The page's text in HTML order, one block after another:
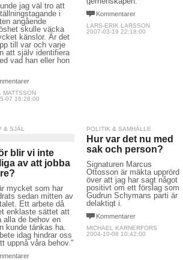
jag väl tro att
i
angående
skulle väcka
känslor. Är det
till var och varje
att själv identifiera
vad han eller hon
MATTSSON
07 16:28:00
Kommentarer
LARS-ERIK LARSSON
2007-03-19 22:18:00
& SJÄL
blir vi inte
av att jobba
mycket som har
sedan mitten av
Ett arbete då
enklaste sättet att
alla de behov en
kunde tänkas ha.
idag hindrar oss
uppnå våra behov."
POLITIK & SAMHÄLLE
Hur var det nu med
sak och person?
Signaturen Marcus
Ottosson är mäkta upprörd
över att jag har sagt något
positivt om ett förslag som
Gudrun Schymans parti är
delaktigt i.
Kommentarer
MICHAEL KARNERFORS
2004-10-08 10:42:00